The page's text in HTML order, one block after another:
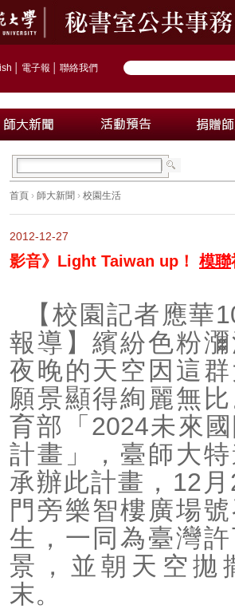
電子報 聯絡我們
首頁 › 師大新聞 › 校園生活
2012-12-27
影音》Light Taiwan up！ 模聯
【校園記者應華
報導】繽紛色粉
夜晚的天空因這
願景顯得絢麗無
育部「2024未來
計畫」，臺師大
承辦此計畫，12
門旁樂智樓廣場
生，一同為臺灣
景，並朝天空拋
末。